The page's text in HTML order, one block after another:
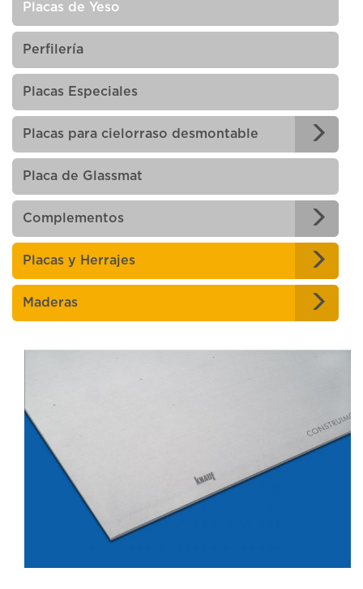
Placas de Yeso
Perfilería
Placas Especiales
Placas para cielorraso desmontable
Placa de Glassmat
Complementos
Placas y Herrajes
Maderas